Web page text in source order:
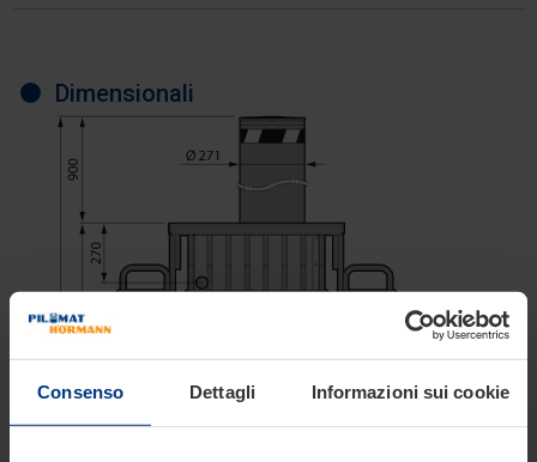
Consenso Dettagli Informazioni sui cookie
Dimensionali